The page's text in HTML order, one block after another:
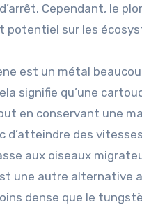
Cependant, le
potentiel sur les
est un métal
signifie qu’une
en conservant une
d’atteindre des
aux oiseaux
une autre alternative
dense que le